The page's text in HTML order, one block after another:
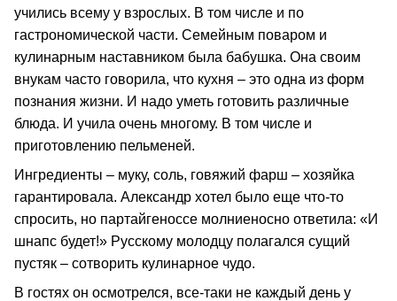
учились всему у взрослых. В том числе и по
гастрономической части. Семейным поваром и
кулинарным наставником была бабушка. Она своим
внукам часто говорила, что кухня – это одна из форм
познания жизни. И надо уметь готовить различные
блюда. И учила очень многому. В том числе и
приготовлению пельменей.
Ингредиенты – муку, соль, говяжий фарш – хозяйка
гарантировала. Александр хотел было еще что-то
спросить, но партайгеноссе молниеносно ответила: «И
шнапс будет!» Русскому молодцу полагался сущий
пустяк – сотворить кулинарное чудо.
В гостях он осмотрелся, все-таки не каждый день у